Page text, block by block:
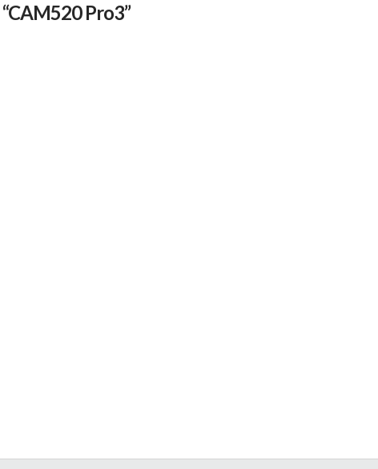
“CAM520 Pro3”